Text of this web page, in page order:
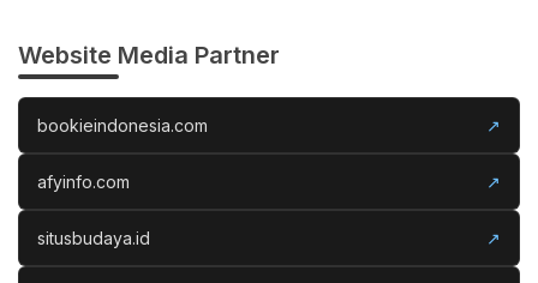
Website Media Partner
bookieindonesia.com ↗
afyinfo.com ↗
situsbudaya.id ↗